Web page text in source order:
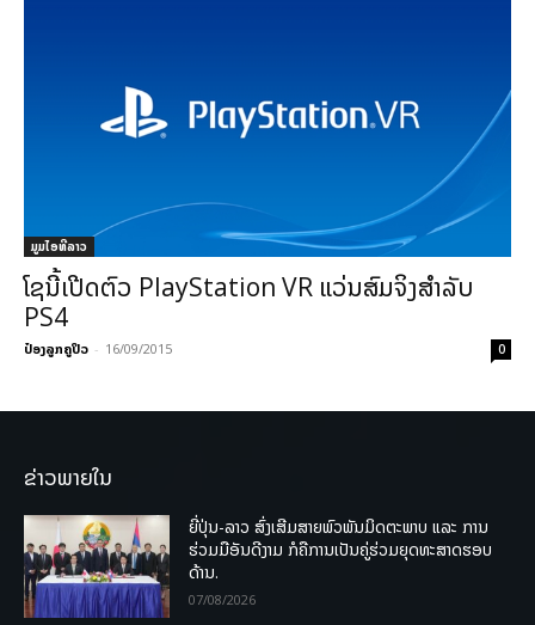
ມູມໄອທີລາວ
ໂຊນີ້ເປີດຕົວ PlayStation VR ແວ່ນສົມຈິງສຳລັບ
PS4
ປ໋ອງລູກຄູປິວ - 16/09/2015 0
ຂ່າວພາຍໃນ
ຍີ່ປຸ່ນ-ລາວ ສົ່ງເສີມສາຍພົວພັນມິດຕະພາບ ແລະ ການ
ຮ່ວມມືອັນດີງາມ ກໍຄືການເປັນຄູ່ຮ່ວມຍຸດທະສາດຮອບ
ດ້ານ.
07/08/2026